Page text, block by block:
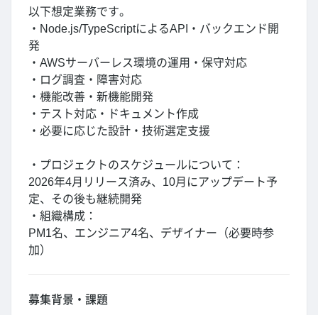
以下想定業務です。
・Node.js/TypeScriptによるAPI・バックエンド開
発
・AWSサーバーレス環境の運用・保守対応
・ログ調査・障害対応
・機能改善・新機能開発
・テスト対応・ドキュメント作成
・必要に応じた設計・技術選定支援
・プロジェクトのスケジュールについて：
2026年4月リリース済み、10月にアップデート予
定、その後も継続開発
・組織構成：
PM1名、エンジニア4名、デザイナー（必要時参
加）
募集背景・課題